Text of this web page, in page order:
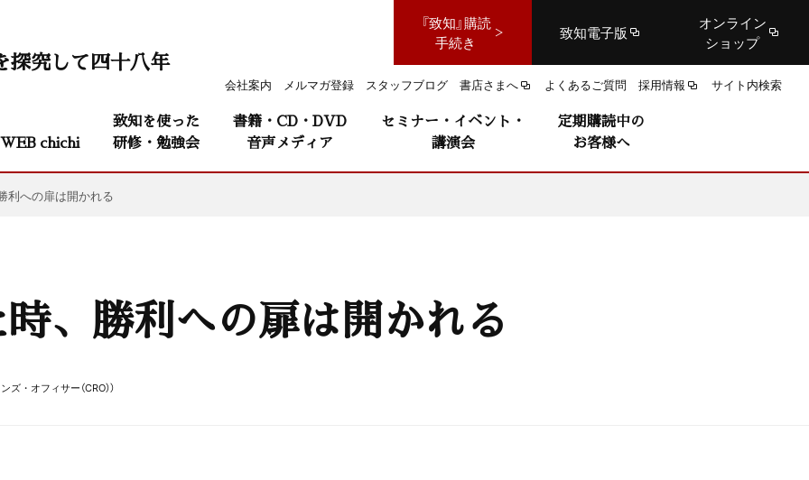
『致知』購読
手続き
致知電子版
オンライン
ショップ
会社案内 メルマガ登録 スタッフブログ 書店さまへ よくあるご質問 採用情報 サイト内検索
探究して四十八年
WEB chichi
致知を使った
研修・勉強会
書籍・CD・DVD
音声メディア
セミナー・イベント・
講演会
定期購読中の
お客様へ
利への扉は開かれる
、勝利への扉は開かれる
・オフィサー（CRO））